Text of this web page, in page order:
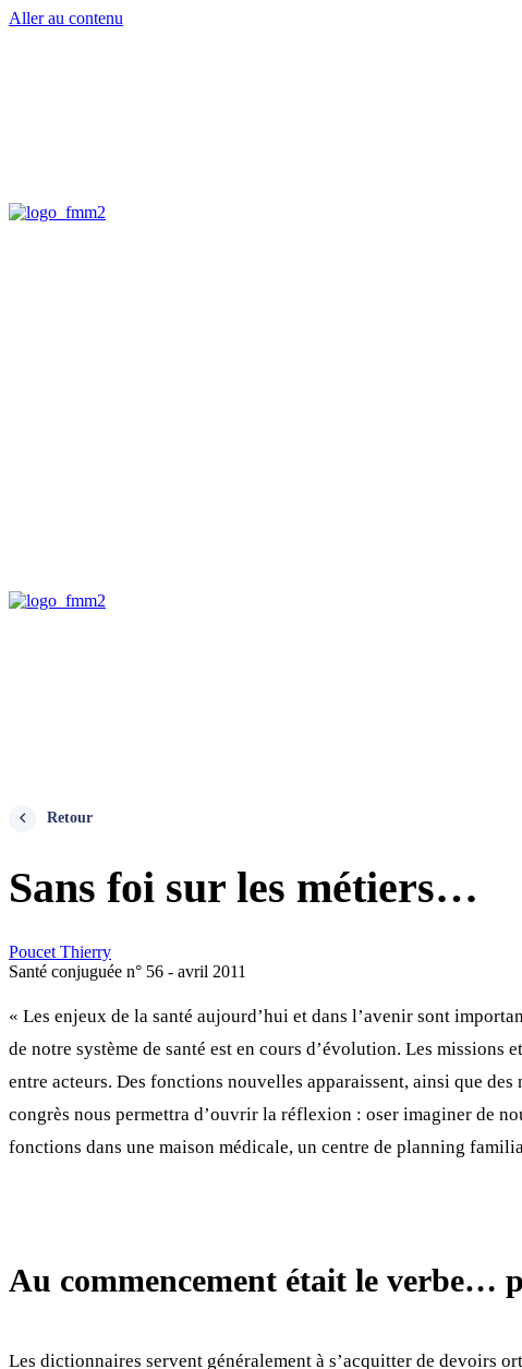
Aller au contenu
Retour
Sans foi sur les métiers…
Poucet Thierry
Santé conjuguée n° 56 - avril 2011
« Les enjeux de la santé aujourd’hui et dans l’avenir sont
de notre système de santé est en cours d’évolution. Les
entre acteurs. Des fonctions nouvelles apparaissent, ainsi que
congrès nous permettra d’ouvrir la réflexion : oser imaginer de
fonctions dans une maison médicale, un centre de planning
Au commencement était le verbe…
Les dictionnaires servent généralement à s’acquitter de devoirs